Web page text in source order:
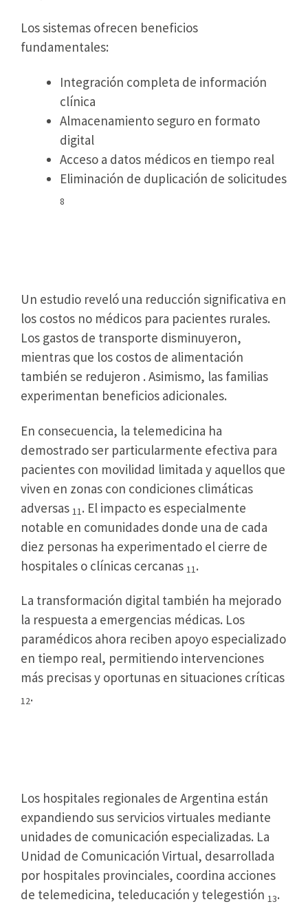
Los sistemas ofrecen beneficios
fundamentales:
Integración completa de información
clínica
Almacenamiento seguro en formato
digital
Acceso a datos médicos en tiempo real
Eliminación de duplicación de solicitudes
8
Un estudio reveló una reducción significativa en
los costos no médicos para pacientes rurales.
Los gastos de transporte disminuyeron,
mientras que los costos de alimentación
también se redujeron . Asimismo, las familias
experimentan beneficios adicionales.
En consecuencia, la telemedicina ha
demostrado ser particularmente efectiva para
pacientes con movilidad limitada y aquellos que
viven en zonas con condiciones climáticas
adversas 11. El impacto es especialmente
notable en comunidades donde una de cada
diez personas ha experimentado el cierre de
hospitales o clínicas cercanas 11.
La transformación digital también ha mejorado
la respuesta a emergencias médicas. Los
paramédicos ahora reciben apoyo especializado
en tiempo real, permitiendo intervenciones
más precisas y oportunas en situaciones críticas
12.
Los hospitales regionales de Argentina están
expandiendo sus servicios virtuales mediante
unidades de comunicación especializadas. La
Unidad de Comunicación Virtual, desarrollada
por hospitales provinciales, coordina acciones
de telemedicina, teleducación y telegestión 13.